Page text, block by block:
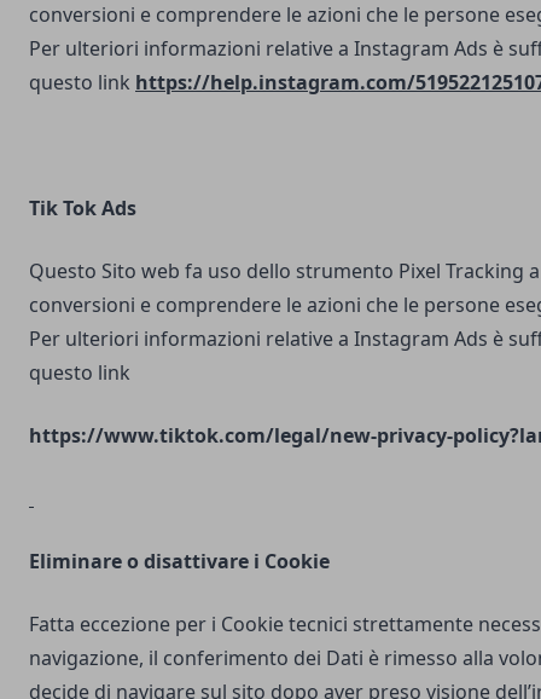
conversioni e comprendere le azioni che le persone
Per ulteriori informazioni relative a Instagram Ads è
questo link https://help.instagram.com/
Tik Tok Ads
Questo Sito web fa uso dello strumento Pixel Tracking
conversioni e comprendere le azioni che le persone
Per ulteriori informazioni relative a Instagram Ads è
questo link
https://www.tiktok.com/legal/new-privacy-
Eliminare o disattivare i Cookie
Fatta eccezione per i Cookie tecnici strettamente
navigazione, il conferimento dei Dati è rimesso alla
decide di navigare sul sito dopo aver preso visione